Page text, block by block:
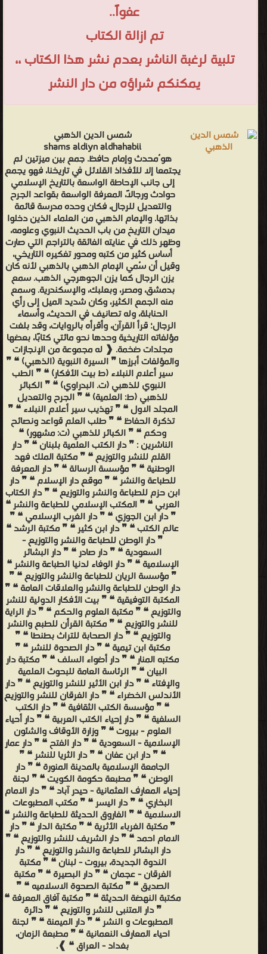
عفواً..
تم ازالة الكتاب
تلبية لرغبة الناشر بعدم نشر هذا الكتاب ،،
يمكنكم شراؤه من دار النشر
شمس الدين الذهبي
shams aldiyn aldhahabii
هو ُمحدث وإمام حافظ. جمع بين ميزتين لم
يجتمعا إلا للأفذاذ القلائل في تاريخنا، فهو يجمع
إلى جانب الإحاطة الواسعة بالتاريخ الإسلامي
حوادث ورجالاً، المعرفة الواسعة بقواعد الجرح
والتعديل للرجال، فكان وحده مدرسة قائمة
بذاتها. والإمام الذهبي من العلماء الذين دخلوا
ميدان التاريخ من باب الحديث النبوي وعلومه،
وظهر ذلك في عنايته الفائقة بالتراجم التي صارت
أساس كثير من كتبه ومحور تفكيره التاريخي،
وقيل أن سُمي الإمام الذهبي بالذهبي لأنه كان
يزن الرجال كما يزن الجوهرجي الذهب. سمع
بدمشق، ومصر، وبعلبك، والإسكندرية. وسمع
منه الجمع الكثير، وكان شديد الميل إلى رأي
الحنابلة، وله تصانيف في الحديث، وأسماء
الرجال؛ قرأ القرآن، وأقرأه بالروايات، وقد بلغت
مؤلفاته التاريخية وحدها نحو مائتي كتابًا، بعضها
مجلدات ضخمة. ❰ له مجموعة من الإنجازات
والمؤلفات أبرزها ❞ السيرة النبوية (الذهبي) ❝ ❞
سير أعلام النبلاء (ط بيت الأفكار) ❝ ❞ الطب
النبوي للذهبي (ت. البدراوي) ❝ ❞ الكبائر
للذهبي (ط: العلمية) ❝ ❞ الجرح والتعديل
المجلد الاول ❝ ❞ تهذيب سير أعلام النبلاء ❝ ❞
تذكرة الحفاظ ❝ ❞ طلب العلم قواعد ونصائح
وحكم ❝ ❞ الكبائر للذهبي (ت: مشهور) ❝
الناشرين : ❞ دار الكتب العلمية بلبنان ❝ ❞ دار
القلم للنشر والتوزيع ❝ ❞ مكتبة الملك فهد
الوطنية ❝ ❞ مؤسسة الرسالة ❝ ❞ دار المعرفة
للطباعة والنشر ❝ ❞ موقع دار الإسلام ❝ ❞ دار
ابن حزم للطباعة والنشر والتوزيع ❝ ❞ دار الكتاب
العربي ❝ ❞ المكتب الإسلامي للطباعة والنشر ❝
❞ دار ابن الجوزي ❝ ❞ دار الغرب الإسلامي ❝ ❞
عالم الكتب ❝ ❞ دار ابن كثير ❝ ❞ مكتبة الرشد ❝
❞ دار الوطن للطباعة والنشر والتوزيع -
السعودية ❝ ❞ دار صادر ❝ ❞ دار البشائر
الإسلامية ❝ ❞ دار الوفاء لدنيا الطباعة والنشر ❝
❞ مؤسسة الريان للطباعة والنشر والتوزيع ❝ ❞
دار الوطن للطباعة والنشر والعلاقات العامة ❝ ❞
المكتبة التوفيقية ❝ ❞ بيت الأفكار الدولية للنشر
والتوزيع ❝ ❞ مكتبة العلوم والحكم ❝ ❞ دار الراية
للنشر والتوزيع ❝ ❞ مكتبة القرأن للطبع والنشر
والتوزيع ❝ ❞ دار الصحابة للتراث بطنطا ❝ ❞
مكتبة ابن تيمية ❝ ❞ دار الصحوة للنشر ❝ ❞
مكتبه المنار ❝ ❞ دار أضواء السلف ❝ ❞ مكتبة دار
البيان ❝ ❞ الرئاسة العامة للبحوث العلمية
والإفتاء ❝ ❞ دار ابن الأثير للنشر والتوزيع ❝ ❞ دار
الأندلس الخضراء ❝ ❞ دار الفرقان للنشر والتوزيع
❝ ❞ مؤسسة الكتب الثقافية ❝ ❞ دار الكتب
السلفية ❝ ❞ دار إحياء الكتب العربية ❝ ❞ دار أحياء
العلوم - بيروت ❝ ❞ وزارة الأوقاف والشئون
الإسلامية - السعودية ❝ ❞ دار الفتح ❝ ❞ دار عمار
❝ ❞ دار ابن عفان ❝ ❞ دار الثريا للنشر ❝ ❞
الجامعة الإسلامية بالمدينة المنورة ❝ ❞ دار
الوطن ❝ ❞ مطبعة حكومة الكويت ❝ ❞ لجنة
إحياء المعارف العثمانية - حيدر آباد ❝ ❞ دار الامام
البخاري ❝ ❞ دار اليسر ❝ ❞ مكتب المطبوعات
الاسلامية ❝ ❞ الفاروق الحديثة للطباعة والنشر ❝
❞ مكتبة الغرباء الأثرية ❝ ❞ مكتبة الدار ❝ ❞ دار
الامام احمد ❝ ❞ دار الشريف للنشر والتوزيع ❝ ❞
دار البشائر للطباعة والنشر والتوزيع ❝ ❞ دار
الندوة الجديدة، بيروت - لبنان ❝ ❞ مكتبة
الفرقان - عجمان ❝ ❞ دار البصيرة ❝ ❞ مكتبة
الصديق ❝ ❞ مكتبة الصحوة الاسلاميه ❝ ❞
مكتبة النهضة الحديثة ❝ ❞ مكتبة آفاق المعرفة ❝
❞ دار المتنبى للنشر والتوزيع ❝ ❞ دائرة
المطبوعات و النشر ❝ ❞ دار الميمنة ❝ ❞ لجنة
احياء المعارف النعمانية ❝ ❞ مطبعة الزمان،
بغداد - العراق ❝ ❱.